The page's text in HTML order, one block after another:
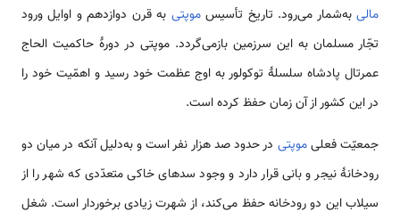
مالیبه‌شمار می‌رود. تاریخ تأسیسموپتی به قرن دوازدهم و اوایل ورود
تجّار مسلمان به این سرزمین بازمی‌گردد. موپتی در دورۀ حاکمیت الحاج
عمرتال پادشاه سلسلۀ توکولور به اوج عظمت خود رسید و اهمّیت خود را
در این کشور از آن زمان حفظ کرده است.
جمعیّت فعلیموپتی در حدود صد هزار نفر است و به‌دلیل آنکه در میان دو
رودخانۀ نیجر و بانی قرار دارد و وجود سدهای خاکی متعدّدی که شهر را از
سیلاب این دو رودخانه حفظ می‌کند، از شهرت زیادی برخوردار است. شغل